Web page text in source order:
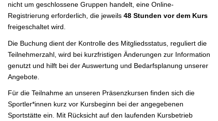
nicht um geschlossene Gruppen handelt, eine Online-
Registrierung erforderlich, die jeweils 48 Stunden vor dem Kurs
freigeschaltet wird.
Die Buchung dient der Kontrolle des Mitgliedsstatus, reguliert die
Teilnehmerzahl, wird bei kurzfristigen Änderungen zur Information
genutzt und hilft bei der Auswertung und Bedarfsplanung unserer
Angebote.
Für die Teilnahme an unseren Präsenzkursen finden sich die
Sportler*innen kurz vor Kursbeginn bei der angegebenen
Sportstätte ein. Mit Rücksicht auf den laufenden Kursbetrieb